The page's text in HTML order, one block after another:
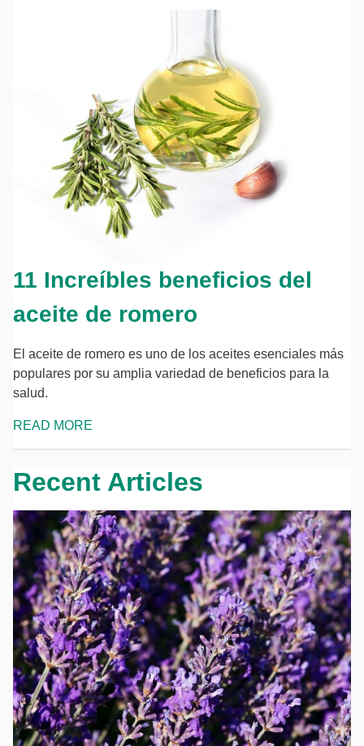
11 Increíbles beneficios del
aceite de romero
El aceite de romero es uno de los aceites esenciales más
populares por su amplia variedad de beneficios para la
salud.
READ MORE
Recent Articles